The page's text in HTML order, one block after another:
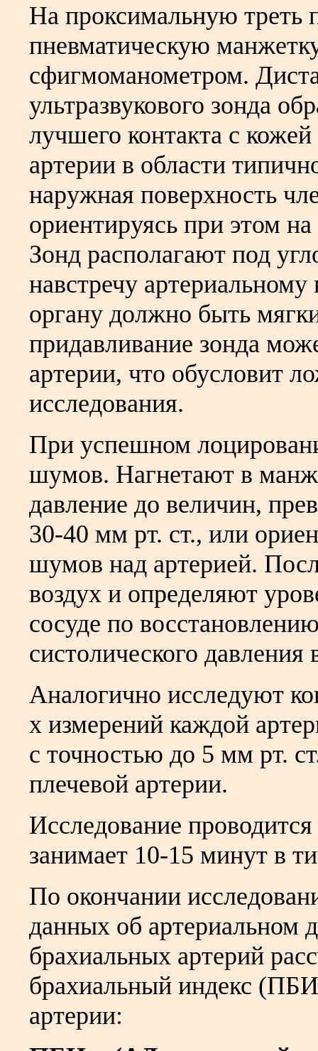
На проксимальную треть
пневматическую
сфигмоманометром.
ультразвукового зонда
лучшего контакта с
артерии в области
наружная поверхность
ориентируясь при этом
Зонд располагают под
навстречу
органу должно быть
придавливание зонда
артерии, что обусловит
исследования.
При успешном
шумов. Нагнетают в
давление до величин,
30-40 мм рт. ст., или
шумов над артерией.
воздух и определяют
сосуде по
систолического давления
Аналогично исследуют
х измерений каждой
с точностью до 5 мм рт.
плечевой артерии.
Исследование
занимает 10-15 минут в
По окончании
данных об артериальном
брахиальных артерий
брахиальный индекс
артерии: